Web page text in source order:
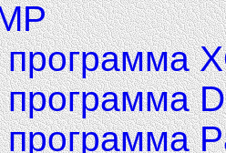
программа
программа